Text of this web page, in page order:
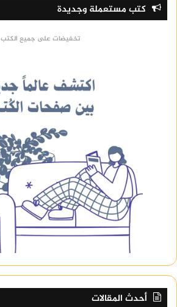
كتب مستعملة وجديدة
تخفيضات على جميع الكتب
أحدث المقالات